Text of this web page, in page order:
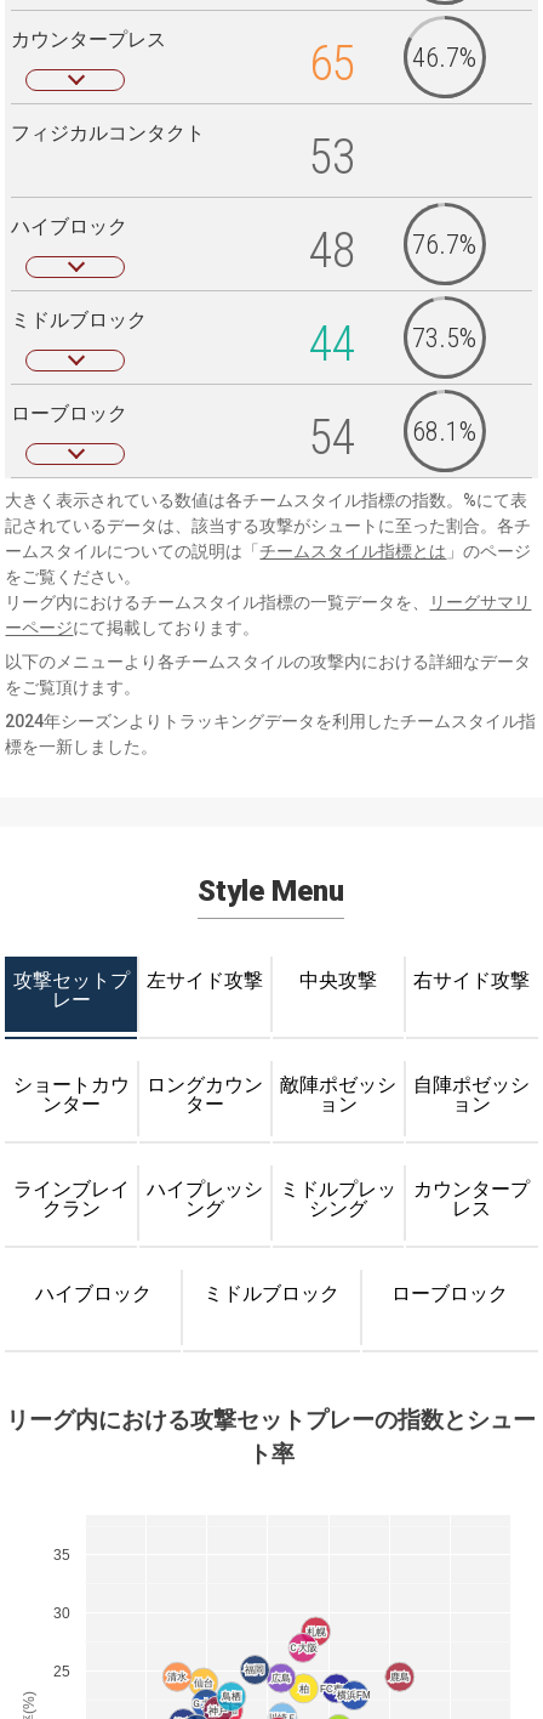
カウンタープレス 65 46.7%
フィジカルコンタクト 53
ハイブロック 48 76.7%
ミドルブロック 44 73.5%
ローブロック 54 68.1%
大きく表示されている数値は各チームスタイル指標の指数。%にて表
記されているデータは、該当する攻撃がシュートに至った割合。各チ
ームスタイルについての説明は「 チームスタイル指標とは 」のページ
をご覧ください。
リーグ内におけるチームスタイル指標の一覧データを、
リーグサマリ
ーページにて掲載しております。
以下のメニューより各チームスタイルの攻撃内における詳細なデータ
をご覧頂けます。
2024年シーズンよりトラッキングデータを利用したチームスタイル指
標を一新しました。
Style Menu
攻撃セットプ
レー
左サイド攻撃 中央攻撃 右サイド攻撃
ショートカウ
ンター
ロングカウン
ター
敵陣ポゼッシ
ョン
自陣ポゼッシ
ョン
ラインブレイ
クラン
ハイプレッシ
ング
ミドルプレッ
シング
カウンタープ
レス
ハイブロック ミドルブロック ローブロック
リーグ内における攻撃セットプレーの指数とシュー
ト率
札幌
札幌
仙台
仙台
鹿島
鹿島
浦和
浦和
柏
柏 FC東京
FC東京
横浜FM
横浜FM
清水
清水
Ｇ大阪
Ｇ大阪
Ｃ大阪
Ｃ大阪
神戸
神戸
広島
広島
福岡
福岡
鳥栖
鳥栖
25
30
35